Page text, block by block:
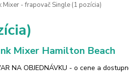
Mixer - frapovač Single (1 pozícia)
Mixer Hamilton Beach
NA OBJEDNÁVKU - o cene a